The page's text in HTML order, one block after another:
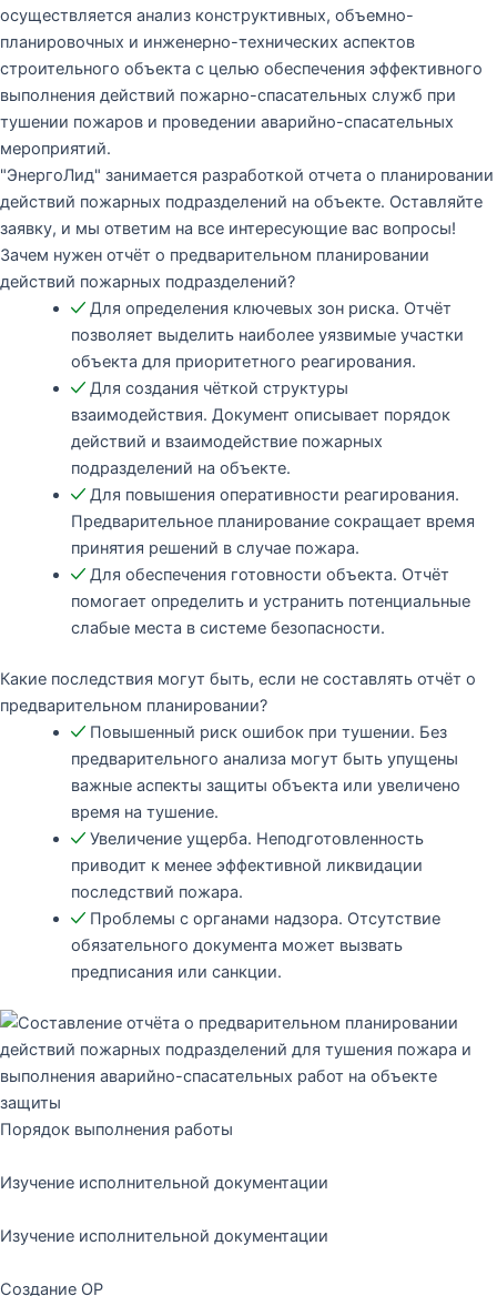
осуществляется анализ конструктивных, объемно-
планировочных и инженерно-технических аспектов
строительного объекта с целью обеспечения эффективного
выполнения действий пожарно-спасательных служб при
тушении пожаров и проведении аварийно-спасательных
мероприятий.
"ЭнергоЛид" занимается разработкой отчета о планировании
действий пожарных подразделений на объекте. Оставляйте
заявку, и мы ответим на все интересующие вас вопросы!
Зачем нужен отчёт о предварительном планировании
действий пожарных подразделений?
Для определения ключевых зон риска. Отчёт
позволяет выделить наиболее уязвимые участки
объекта для приоритетного реагирования.
Для создания чёткой структуры
взаимодействия. Документ описывает порядок
действий и взаимодействие пожарных
подразделений на объекте.
Для повышения оперативности реагирования.
Предварительное планирование сокращает время
принятия решений в случае пожара.
Для обеспечения готовности объекта. Отчёт
помогает определить и устранить потенциальные
слабые места в системе безопасности.
Какие последствия могут быть, если не составлять отчёт о
предварительном планировании?
Повышенный риск ошибок при тушении. Без
предварительного анализа могут быть упущены
важные аспекты защиты объекта или увеличено
время на тушение.
Увеличение ущерба. Неподготовленность
приводит к менее эффективной ликвидации
последствий пожара.
Проблемы с органами надзора. Отсутствие
обязательного документа может вызвать
предписания или санкции.
Порядок выполнения работы
Изучение исполнительной документации
Изучение исполнительной документации
Создание ОР